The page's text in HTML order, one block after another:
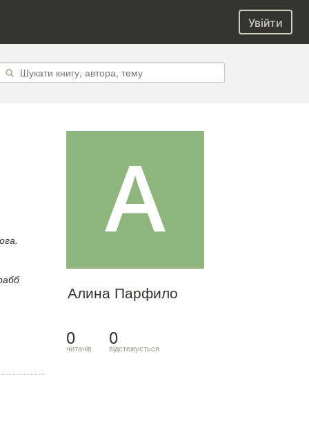
Увійти
Алина Парфило
0
читачів 0
відстежується